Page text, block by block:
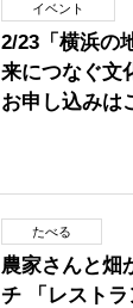
イベント
2/23「横浜の
来につなぐ文
お申し込みは
たべる
農家さんと畑
チ 「レスト